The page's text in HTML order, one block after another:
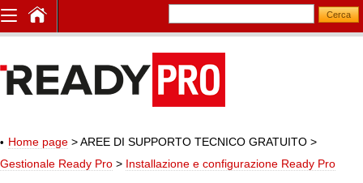
Home page > AREE DI SUPPORTO TECNICO GRATUITO >
Gestionale Ready Pro > Installazione e configurazione Ready Pro